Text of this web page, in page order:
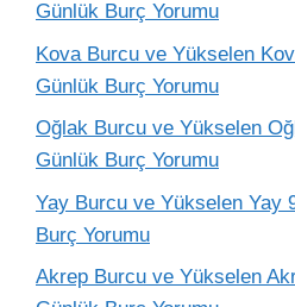
Günlük Burç Yorumu
Kova Burcu ve Yükselen
Günlük Burç Yorumu
Oğlak Burcu ve Yükselen
Günlük Burç Yorumu
Yay Burcu ve Yükselen Yay
Burç Yorumu
Akrep Burcu ve Yükselen